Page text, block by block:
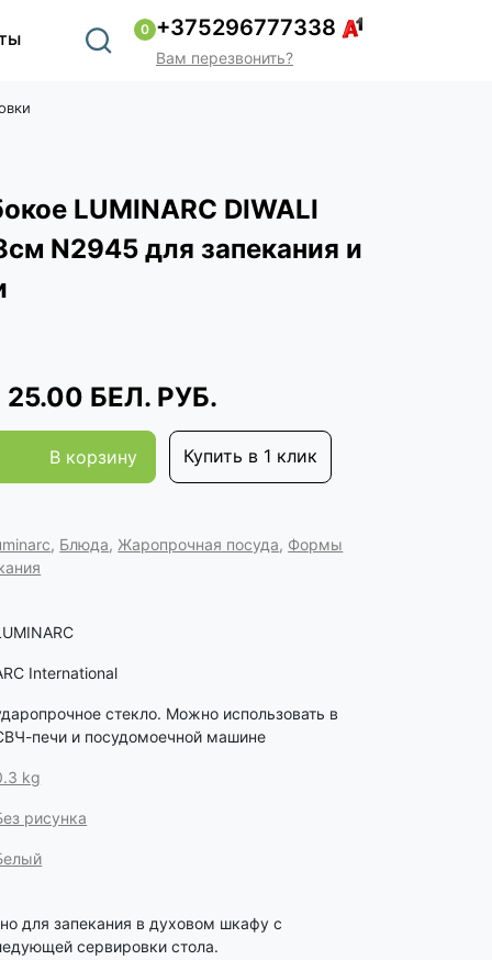
0 +375296777338
Вам перезвонить?
LUMINARC DIWALI
N2945 для запекания и
25.00 БЕЛ. РУБ.
В корзину Купить в 1 клик
, Блюда, Жаропрочная посуда, Формы
International
стекло. Можно использовать в
печи и посудомоечной машине
kg
рисунка
для запекания в духовом шкафу с
сервировки стола.